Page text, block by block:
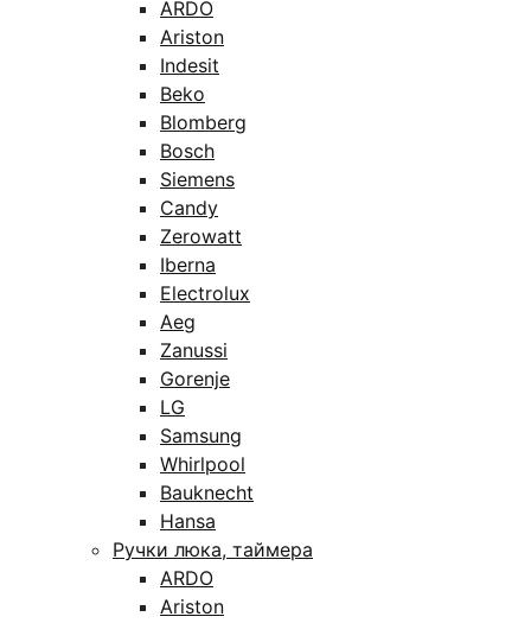
ARDO
Ariston
Indesit
Beko
Blomberg
Bosch
Siemens
Candy
Zerowatt
Iberna
Electrolux
Aeg
Zanussi
Gorenje
LG
Samsung
Whirlpool
Bauknecht
Hansa
Ручки люка, таймера
ARDO
Ariston